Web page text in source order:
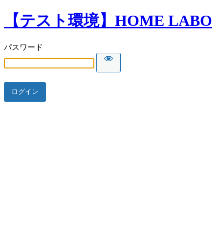
【テスト環境】HOME LABO
パスワード